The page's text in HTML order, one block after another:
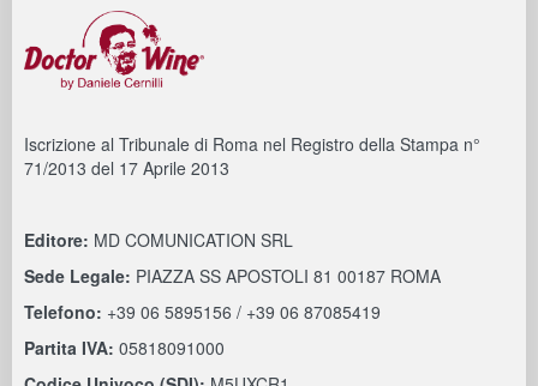
Iscrizione al Tribunale di Roma nel Registro della Stampa n°
71/2013 del 17 Aprile 2013
Editore: MD COMUNICATION SRL
Sede Legale: PIAZZA SS APOSTOLI 81 00187 ROMA
Telefono: +39 06 5895156 / +39 06 87085419
Partita IVA: 05818091000